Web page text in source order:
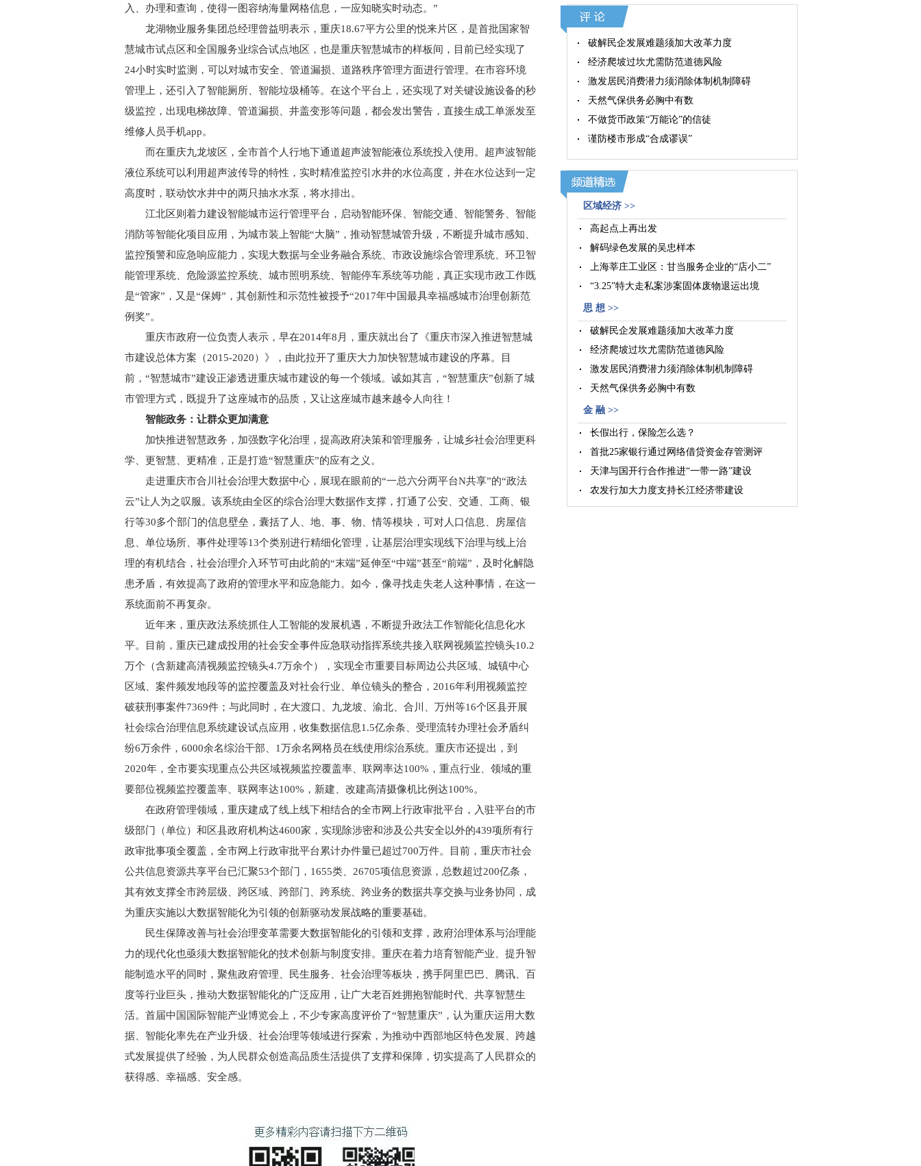
入、办理和查询，使得一图容纳海量网格信息，一应知晓实时动态。”
龙湖物业服务集团总经理曾益明表示，重庆18.67平方公里的悦来片区，是首批国家智
慧城市试点区和全国服务业综合试点地区，也是重庆智慧城市的样板间，目前已经实现了
24小时实时监测，可以对城市安全、管道漏损、道路秩序管理方面进行管理。在市容环境
管理上，还引入了智能厕所、智能垃圾桶等。在这个平台上，还实现了对关键设施设备的秒
级监控，出现电梯故障、管道漏损、井盖变形等问题，都会发出警告，直接生成工单派发至
维修人员手机app。
而在重庆九龙坡区，全市首个人行地下通道超声波智能液位系统投入使用。超声波智能
液位系统可以利用超声波传导的特性，实时精准监控引水井的水位高度，并在水位达到一定
高度时，联动饮水井中的两只抽水水泵，将水排出。
江北区则着力建设智能城市运行管理平台，启动智能环保、智能交通、智能警务、智能
消防等智能化项目应用，为城市装上智能“大脑”，推动智慧城管升级，不断提升城市感知、
监控预警和应急响应能力，实现大数据与全业务融合系统、市政设施综合管理系统、环卫智
能管理系统、危险源监控系统、城市照明系统、智能停车系统等功能，真正实现市政工作既
是“管家”，又是“保姆”，其创新性和示范性被授予“2017年中国最具幸福感城市治理创新范
例奖”。
重庆市政府一位负责人表示，早在2014年8月，重庆就出台了《重庆市深入推进智慧城
市建设总体方案（2015-2020）》，由此拉开了重庆大力加快智慧城市建设的序幕。目
前，“智慧城市”建设正渗透进重庆城市建设的每一个领域。诚如其言，“智慧重庆”创新了城
市管理方式，既提升了这座城市的品质，又让这座城市越来越令人向往！
智能政务：让群众更加满意
加快推进智慧政务，加强数字化治理，提高政府决策和管理服务，让城乡社会治理更科
学、更智慧、更精准，正是打造“智慧重庆”的应有之义。
走进重庆市合川社会治理大数据中心，展现在眼前的“一总六分两平台N共享”的“政法
云”让人为之叹服。该系统由全区的综合治理大数据作支撑，打通了公安、交通、工商、银
行等30多个部门的信息壁垒，囊括了人、地、事、物、情等模块，可对人口信息、房屋信
息、单位场所、事件处理等13个类别进行精细化管理，让基层治理实现线下治理与线上治
理的有机结合，社会治理介入环节可由此前的“末端”延伸至“中端”甚至“前端”，及时化解隐
患矛盾，有效提高了政府的管理水平和应急能力。如今，像寻找走失老人这种事情，在这一
系统面前不再复杂。
近年来，重庆政法系统抓住人工智能的发展机遇，不断提升政法工作智能化信息化水
平。目前，重庆已建成投用的社会安全事件应急联动指挥系统共接入联网视频监控镜头10.2
万个（含新建高清视频监控镜头4.7万余个），实现全市重要目标周边公共区域、城镇中心
区域、案件频发地段等的监控覆盖及对社会行业、单位镜头的整合，2016年利用视频监控
破获刑事案件7369件；与此同时，在大渡口、九龙坡、渝北、合川、万州等16个区县开展
社会综合治理信息系统建设试点应用，收集数据信息1.5亿余条、受理流转办理社会矛盾纠
纷6万余件，6000余名综治干部、1万余名网格员在线使用综治系统。重庆市还提出，到
2020年，全市要实现重点公共区域视频监控覆盖率、联网率达100%，重点行业、领域的重
要部位视频监控覆盖率、联网率达100%，新建、改建高清摄像机比例达100%。
在政府管理领域，重庆建成了线上线下相结合的全市网上行政审批平台，入驻平台的市
级部门（单位）和区县政府机构达4600家，实现除涉密和涉及公共安全以外的439项所有行
政审批事项全覆盖，全市网上行政审批平台累计办件量已超过700万件。目前，重庆市社会
公共信息资源共享平台已汇聚53个部门，1655类、26705项信息资源，总数超过200亿条，
其有效支撑全市跨层级、跨区域、跨部门、跨系统、跨业务的数据共享交换与业务协同，成
为重庆实施以大数据智能化为引领的创新驱动发展战略的重要基础。
民生保障改善与社会治理变革需要大数据智能化的引领和支撑，政府治理体系与治理能
力的现代化也亟须大数据智能化的技术创新与制度安排。重庆在着力培育智能产业、提升智
能制造水平的同时，聚焦政府管理、民生服务、社会治理等板块，携手阿里巴巴、腾讯、百
度等行业巨头，推动大数据智能化的广泛应用，让广大老百姓拥抱智能时代、共享智慧生
活。首届中国国际智能产业博览会上，不少专家高度评价了“智慧重庆”，认为重庆运用大数
据、智能化率先在产业升级、社会治理等领域进行探索，为推动中西部地区特色发展、跨越
式发展提供了经验，为人民群众创造高品质生活提供了支撑和保障，切实提高了人民群众的
获得感、幸福感、安全感。
破解民企发展难题须加大改革力度
经济爬坡过坎尤需防范道德风险
激发居民消费潜力须消除体制机制障碍
天然气保供务必胸中有数
不做货币政策“万能论”的信徒
谨防楼市形成“合成谬误”
区域经济 >>
高起点上再出发
解码绿色发展的吴忠样本
上海莘庄工业区：甘当服务企业的“店小二”
“3.25”特大走私案涉案固体废物退运出境
思 想 >>
破解民企发展难题须加大改革力度
经济爬坡过坎尤需防范道德风险
激发居民消费潜力须消除体制机制障碍
天然气保供务必胸中有数
金 融 >>
长假出行，保险怎么选？
首批25家银行通过网络借贷资金存管测评
天津与国开行合作推进“一带一路”建设
农发行加大力度支持长江经济带建设